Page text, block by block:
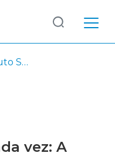
ISEC Lisboa - Instituto Superior de Educação e Ciências
vez: A